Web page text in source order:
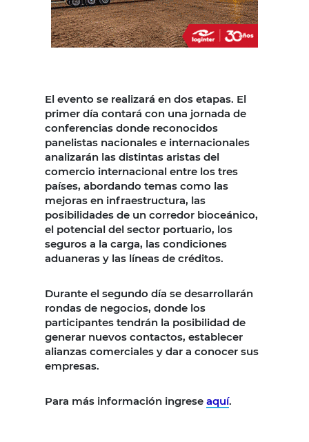
El evento se realizará en dos etapas. El
primer día contará con una jornada de
conferencias donde reconocidos
panelistas nacionales e internacionales
analizarán las distintas aristas del
comercio internacional entre los tres
países, abordando temas como las
mejoras en infraestructura, las
posibilidades de un corredor bioceánico,
el potencial del sector portuario, los
seguros a la carga, las condiciones
aduaneras y las líneas de créditos.
Durante el segundo día se desarrollarán
rondas de negocios, donde los
participantes tendrán la posibilidad de
generar nuevos contactos, establecer
alianzas comerciales y dar a conocer sus
empresas.
Para más información ingrese aquí.